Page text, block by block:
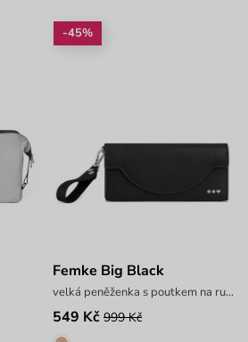
-45%
Femke Big Black
velká peněženka s poutkem na ruku
549 Kč 999 Kč